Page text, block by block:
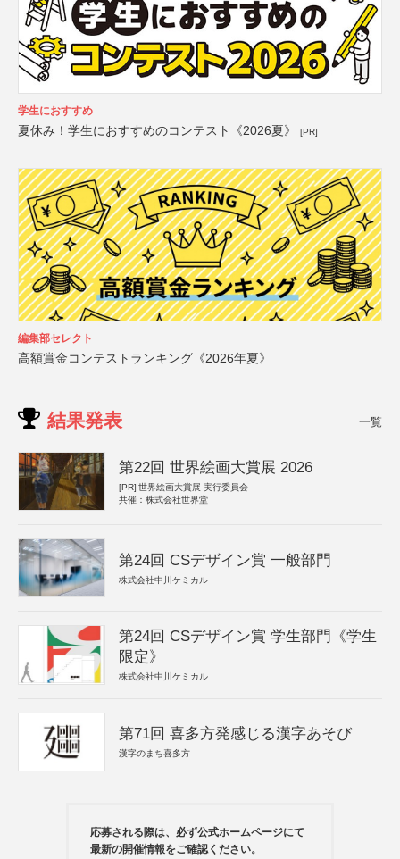
学生におすすめ
夏休み！学生におすすめのコンテスト《2026夏》 [PR]
編集部セレクト
高額賞金コンテストランキング《2026年夏》
結果発表 一覧
第22回 世界絵画大賞展 2026
[PR] 世界絵画大賞展 実行委員会
共催：株式会社世界堂
第24回 CSデザイン賞 一般部門
株式会社中川ケミカル
第24回 CSデザイン賞 学生部門《学生
限定》
株式会社中川ケミカル
第71回 喜多方発感じる漢字あそび
漢字のまち喜多方
応募される際は、必ず公式ホームページにて
最新の開催情報をご確認ください。